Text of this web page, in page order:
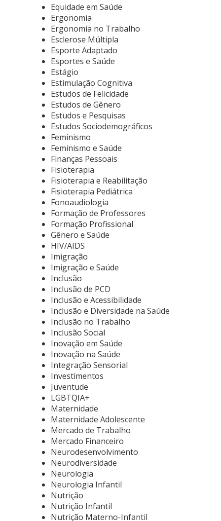
Equidade em Saúde
Ergonomia
Ergonomia no Trabalho
Esclerose Múltipla
Esporte Adaptado
Esportes e Saúde
Estágio
Estimulação Cognitiva
Estudos de Felicidade
Estudos de Gênero
Estudos e Pesquisas
Estudos Sociodemográficos
Feminismo
Feminismo e Saúde
Finanças Pessoais
Fisioterapia
Fisioterapia e Reabilitação
Fisioterapia Pediátrica
Fonoaudiologia
Formação de Professores
Formação Profissional
Gênero e Saúde
HIV/AIDS
Imigração
Imigração e Saúde
Inclusão
Inclusão de PCD
Inclusão e Acessibilidade
Inclusão e Diversidade na Saúde
Inclusão no Trabalho
Inclusão Social
Inovação em Saúde
Inovação na Saúde
Integração Sensorial
Investimentos
Juventude
LGBTQIA+
Maternidade
Maternidade Adolescente
Mercado de Trabalho
Mercado Financeiro
Neurodesenvolvimento
Neurodiversidade
Neurologia
Neurologia Infantil
Nutrição
Nutrição Infantil
Nutrição Materno-Infantil